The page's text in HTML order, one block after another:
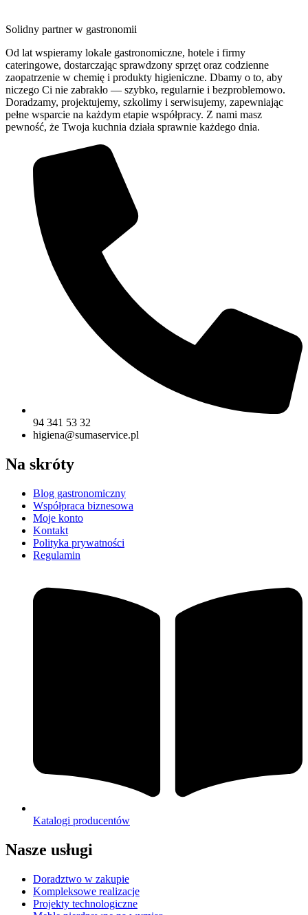
Solidny partner w gastronomii
Od lat wspieramy lokale gastronomiczne, hotele i firmy
cateringowe, dostarczając sprawdzony sprzęt oraz codzienne
zaopatrzenie w chemię i produkty higieniczne. Dbamy o to, aby
niczego Ci nie zabrakło — szybko, regularnie i bezproblemowo.
Doradzamy, projektujemy, szkolimy i serwisujemy, zapewniając
pełne wsparcie na każdym etapie współpracy. Z nami masz
pewność, że Twoja kuchnia działa sprawnie każdego dnia.
94 341 53 32
higiena@sumaservice.pl
Na skróty
Blog gastronomiczny
Współpraca biznesowa
Moje konto
Kontakt
Polityka prywatności
Regulamin
Katalogi producentów
Nasze usługi
Doradztwo w zakupie
Kompleksowe realizacje
Projekty technologiczne